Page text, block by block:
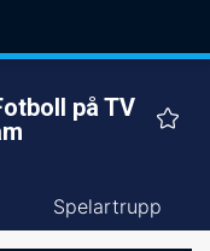
på TV
Spelartrupp